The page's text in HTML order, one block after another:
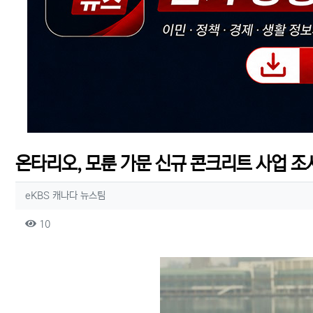
온타리오, 모룬 가문 신규 콘크리트 사업 조
작성자 정보
eKBS 캐나다 뉴스팀
컨텐츠 정보
10조회